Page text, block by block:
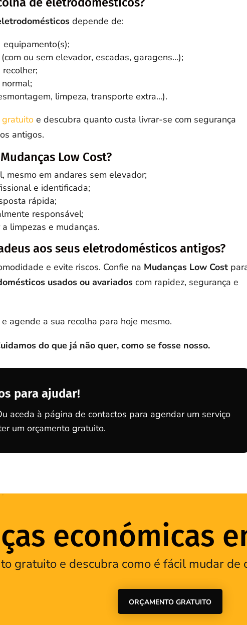
depende de:
equipamento(s);
ou sem elevador, escadas, garagens…);
limpeza, transporte extra…).
gratuito e descubra quanto custa livrar-se com segurança
antigos.
Low Cost?
mesmo em andares sem elevador;
e identificada;
rápida;
responsável;
limpezas e mudanças.
aos seus eletrodomésticos antigos?
e evite riscos. Confie na Mudanças Low Cost
usados ou avariados com rapidez, segurança e
e agende a sua recolha para hoje mesmo.
do que já não quer, como se fosse nosso.
para ajudar!
aceda à página de contactos para agendar um serviço
um orçamento gratuito.
económicas
gratuito e descubra como é fácil mudar de
ORÇAMENTO GRATUITO